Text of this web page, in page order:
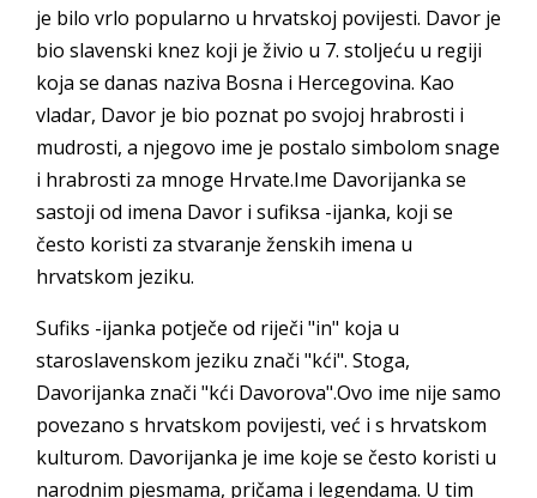
je bilo vrlo popularno u hrvatskoj povijesti. Davor je
bio slavenski knez koji je živio u 7. stoljeću u regiji
koja se danas naziva Bosna i Hercegovina. Kao
vladar, Davor je bio poznat po svojoj hrabrosti i
mudrosti, a njegovo ime je postalo simbolom snage
i hrabrosti za mnoge Hrvate.Ime Davorijanka se
sastoji od imena Davor i sufiksa -ijanka, koji se
često koristi za stvaranje ženskih imena u
hrvatskom jeziku.
Sufiks -ijanka potječe od riječi "in" koja u
staroslavenskom jeziku znači "kći". Stoga,
Davorijanka znači "kći Davorova".Ovo ime nije samo
povezano s hrvatskom povijesti, već i s hrvatskom
kulturom. Davorijanka je ime koje se često koristi u
narodnim pjesmama, pričama i legendama. U tim